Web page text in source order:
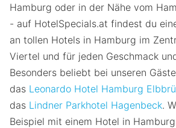
Hamburg oder in der Nähe vom
- auf HotelSpecials.at findest du
an tollen Hotels in Hamburg im
Viertel und für jeden Geschmack
Besonders beliebt bei unseren
das Leonardo Hotel Hamburg
das Lindner Parkhotel Hagenbeck.
Beispiel mit einem Hotel in